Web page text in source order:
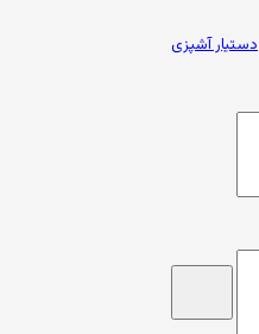
دستیار آشپزی